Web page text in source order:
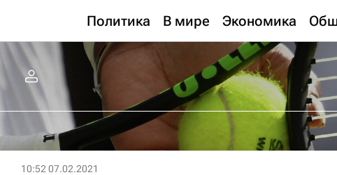
Политика В мире Экономика
10:52 07.02.2021